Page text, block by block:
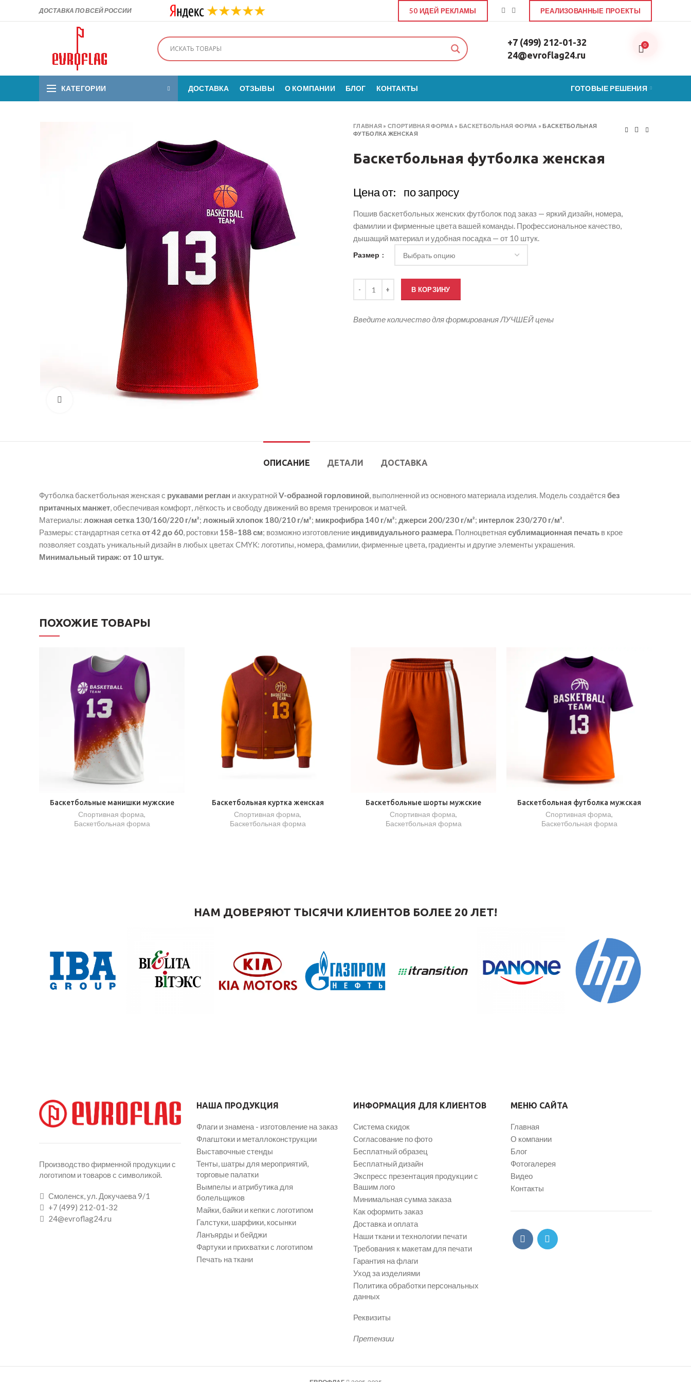
ДОСТАВКА ПО ВСЕЙ РОССИИ 50 ИДЕЙ РЕКЛАМЫ РЕАЛИЗОВАННЫЕ ПРОЕКТЫ
+7 (499) 212-01-32
24@evroflag24.ru
0
КАТЕГОРИИ ДОСТАВКА ОТЗЫВЫ О КОМПАНИИ БЛОГ КОНТАКТЫ ГОТОВЫЕ РЕШЕНИЯ
ГЛАВНАЯ »СПОРТИВНАЯ ФОРМА » БАСКЕТБОЛЬНАЯ ФОРМА »БАСКЕТБОЛЬНАЯ
ФУТБОЛКА ЖЕНСКАЯ
Баскетбольная футболка женская
Цена от: по запросу
Пошив баскетбольных женских футболок под заказ — яркий дизайн, номера,
фамилии и фирменные цвета вашей команды. Профессиональное качество,
дышащий материал и удобная посадка — от 10 штук.
Размер
В КОРЗИНУ
Введите количество для формирования ЛУЧШЕЙ цены
ОПИСАНИЕ ДЕТАЛИ ДОСТАВКА
Футболка баскетбольная женская с рукавами реглан и аккуратнойV-образной горловиной, выполненной из основного материала изделия. Модель создаётся без
притачных манжет, обеспечивая комфорт, лёгкость и свободу движений во время тренировок и матчей.
Материалы: ложная сетка 130/160/220 г/м²; ложный хлопок 180/210 г/м²; микрофибра 140 г/м²; джерси 200/230 г/м²; интерлок 230/270 г/м².
Размеры: стандартная сеткаот 42 до 60, ростовки 158–188 см; возможно изготовление индивидуального размера. Полноцветная сублимационная печать в крое
позволяет создать уникальный дизайн в любых цветах CMYK: логотипы, номера, фамилии, фирменные цвета, градиенты и другие элементы украшения.
Минимальный тираж: от 10 штук.
ПОХОЖИЕ ТОВАРЫ
Баскетбольные манишки мужские
Спортивная форма,
Баскетбольная форма
Баскетбольная куртка женская
Спортивная форма,
Баскетбольная форма
Баскетбольные шорты мужские
Спортивная форма,
Баскетбольная форма
Баскетбольная футболка мужская
Спортивная форма,
Баскетбольная форма
НАМ ДОВЕРЯЮТ ТЫСЯЧИ КЛИЕНТОВ БОЛЕЕ 20 ЛЕТ!
Производство фирменной продукции с
логотипом и товаров с символикой.
Смоленск, ул. Докучаева 9/1
+7 (499) 212-01-32
24@evroflag24.ru
НАША ПРОДУКЦИЯ
Флаги и знамена - изготовление на заказ
Флагштоки и металлоконструкции
Выставочные стенды
Тенты, шатры для мероприятий,
торговые палатки
Вымпелы и атрибутика для
болельщиков
Майки, байки и кепки с логотипом
Галстуки, шарфики, косынки
Ланъярды и бейджи
Фартуки и прихватки с логотипом
Печать на ткани
ИНФОРМАЦИЯ ДЛЯ КЛИЕНТОВ
Система скидок
Согласование по фото
Бесплатный образец
Бесплатный дизайн
Экспресс презентация продукции с
Вашим лого
Минимальная сумма заказа
Как оформить заказ
Доставка и оплата
Наши ткани и технологии печати
Требования к макетам для печати
Гарантия на флаги
Уход за изделиями
Политика обработки персональных
данных
Реквизиты
Претензии
МЕНЮ САЙТА
Главная
О компании
Блог
Фотогалерея
Видео
Контакты